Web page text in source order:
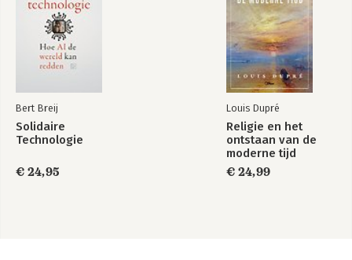
Bert Breij
Solidaire
Technologie
€ 24,95
Louis Dupré
Religie en het
ontstaan van de
moderne tijd
€ 24,99